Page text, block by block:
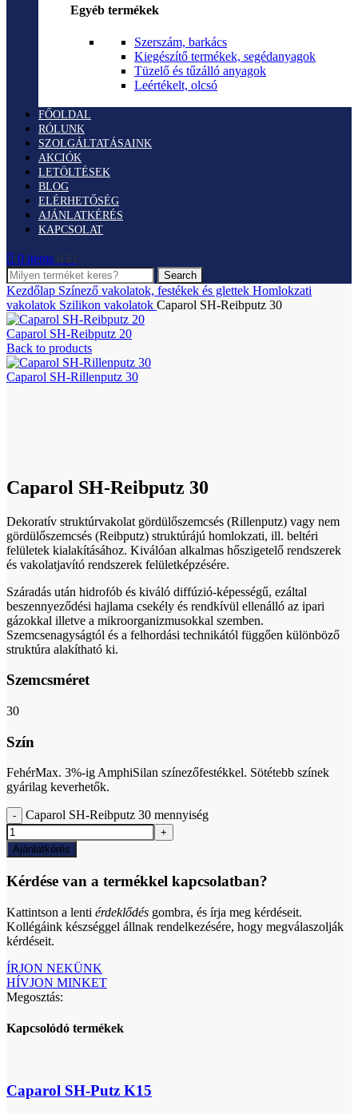
Egyéb termékek
Szerszám, barkács
Kiegészítő termékek, segédanyagok
Tüzelő és tűzálló anyagok
Leértékelt, olcsó
FŐOLDAL
RÓLUNK
SZOLGÁLTATÁSAINK
AKCIÓK
LETÖLTÉSEK
BLOG
ELÉRHETŐSÉG
AJÁNLATKÉRÉS
KAPCSOLAT
0 items 0 Ft
Search
Kezdőlap Színező vakolatok, festékek és glettek Homlokzati
vakolatok Szilikon vakolatok Caparol SH-Reibputz 30
Caparol SH-Reibputz 20
Back to products
Caparol SH-Rillenputz 30
Caparol SH-Reibputz 30
Dekoratív struktúrvakolat gördülőszemcsés (Rillenputz) vagy nem
gördülőszemcsés (Reibputz) struktúrájú homlokzati, ill. beltéri
felületek kialakításához. Kiválóan alkalmas hőszigetelő rendszerek
és vakolatjavító rendszerek felületképzésére.
Száradás után hidrofób és kiváló diffúzió-képességű, ezáltal
beszennyeződési hajlama csekély és rendkívül ellenálló az ipari
gázokkal illetve a mikroorganizmusokkal szemben.
Szemcsenagyságtól és a felhordási technikától függően különböző
struktúra alakítható ki.
Szemcsméret
30
Szín
FehérMax. 3%-ig AmphiSilan színezőfestékkel. Sötétebb színek
gyárilag keverhetők.
Caparol SH-Reibputz 30 mennyiség
Ajánlatkérés
Kérdése van a termékkel kapcsolatban?
Kattintson a lenti érdeklődés gombra, és írja meg kérdéseit.
Kollégáink készséggel állnak rendelkezésére, hogy megválaszolják
kérdéseit.
ÍRJON NEKÜNK
HÍVJON MINKET
Megosztás:
Kapcsolódó termékek
Caparol SH-Putz K15